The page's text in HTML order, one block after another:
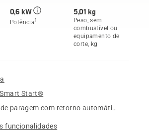
0,6 kW
Potência1
5,01 kg
Peso, sem
combustível ou
equipamento de
corte, kg
Start®
paragem com retorno automático
funcionalidades